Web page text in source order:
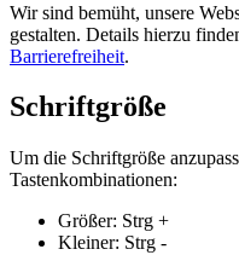
Wir sind bemüht, unsere
gestalten. Details hierzu
Barrierefreiheit.
Schriftgröße
Um die Schriftgröße
Tastenkombinationen:
Größer: Strg +
Kleiner: Strg -